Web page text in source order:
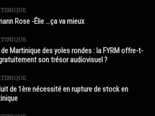
Rose -Élie …ça va mieux
de Martinique des yoles rondes : la FYRM offre-t-
son trésor audiovisuel ?
de 1ère nécessité en rupture de stock en